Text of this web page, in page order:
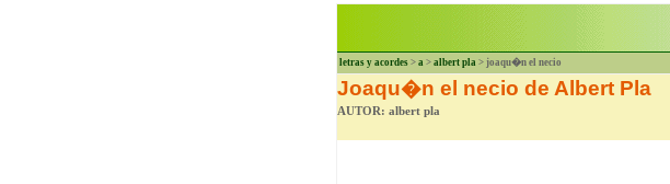
letras y acordes > a > albert pla > joaqu�n el necio
Joaqu�n el necio de Albert Pla
AUTOR: albert pla